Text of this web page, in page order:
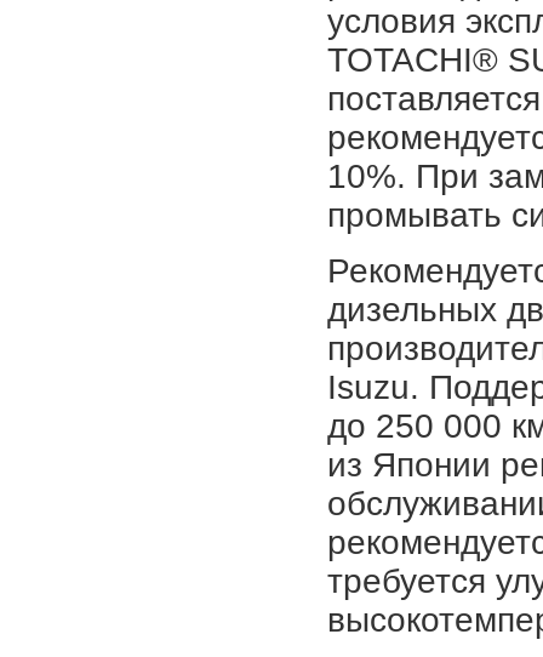
условия
TOTACHI®
10%. При
промывать
дизельных
Isuzu.
до 250 000
из Японии
требуется